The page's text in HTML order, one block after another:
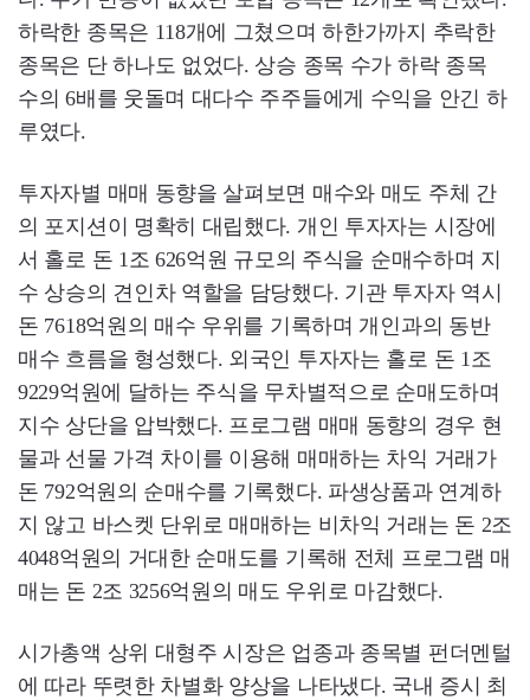
하락한 종목은 118개에 그쳤으며 하한가까지 추락한
종목은 단 하나도 없었다. 상승 종목 수가 하락 종목
수의 6배를 웃돌며 대다수 주주들에게 수익을 안긴 하
루였다.
투자자별 매매 동향을 살펴보면 매수와 매도 주체 간
의 포지션이 명확히 대립했다. 개인 투자자는 시장에
서 홀로 돈 1조 626억원 규모의 주식을 순매수하며 지
수 상승의 견인차 역할을 담당했다. 기관 투자자 역시
돈 7618억원의 매수 우위를 기록하며 개인과의 동반
매수 흐름을 형성했다. 외국인 투자자는 홀로 돈 1조
9229억원에 달하는 주식을 무차별적으로 순매도하며
지수 상단을 압박했다. 프로그램 매매 동향의 경우 현
물과 선물 가격 차이를 이용해 매매하는 차익 거래가
돈 792억원의 순매수를 기록했다. 파생상품과 연계하
지 않고 바스켓 단위로 매매하는 비차익 거래는 돈 2조
4048억원의 거대한 순매도를 기록해 전체 프로그램 매
매는 돈 2조 3256억원의 매도 우위로 마감했다.
시가총액 상위 대형주 시장은 업종과 종목별 펀더멘털
에 따라 뚜렷한 차별화 양상을 나타냈다. 국내 증시 최